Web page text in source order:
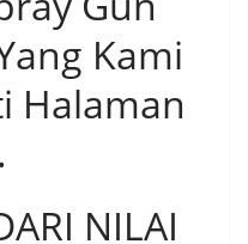
Kami
Halaman
NILAI